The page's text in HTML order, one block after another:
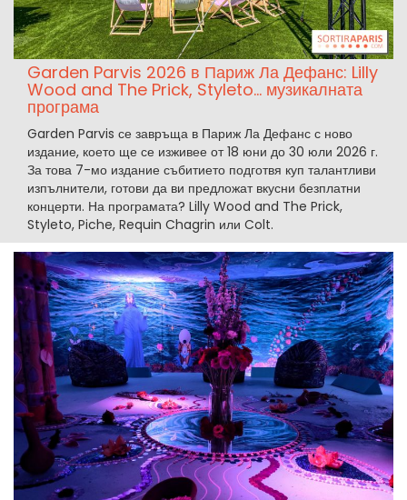
Garden Parvis 2026 в Париж Ла Дефанс: Lilly
Wood and The Prick, Styleto… музикалната
програма
Garden Parvis се завръща в Париж Ла Дефанс с ново
издание, което ще се изживее от 18 юни до 30 юли 2026 г.
За това 7-мо издание събитието подготвя куп талантливи
изпълнители, готови да ви предложат вкусни безплатни
концерти. На програмата? Lilly Wood and The Prick,
Styleto, Piche, Requin Chagrin или Colt.